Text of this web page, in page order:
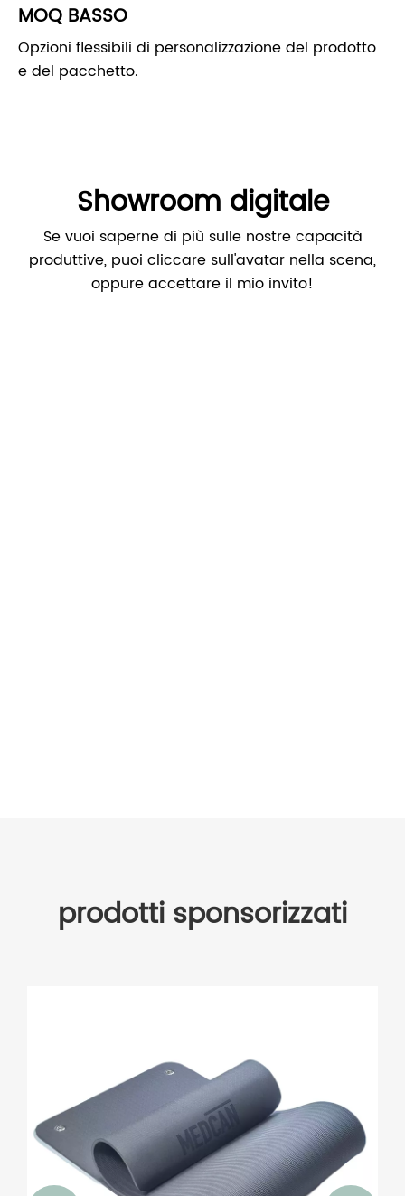
MOQ BASSO
Opzioni flessibili di personalizzazione del prodotto
e del pacchetto.
Showroom digitale
Se vuoi saperne di più sulle nostre capacità
produttive, puoi cliccare sull'avatar nella scena,
oppure accettare il mio invito!
prodotti sponsorizzati